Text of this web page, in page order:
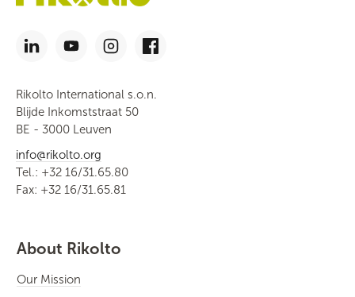
Rikolto International s.o.n.
Blijde Inkomststraat 50
BE - 3000 Leuven
info@rikolto.org
Tel.: +32 16/31.65.80
Fax: +32 16/31.65.81
About Rikolto
Our Mission